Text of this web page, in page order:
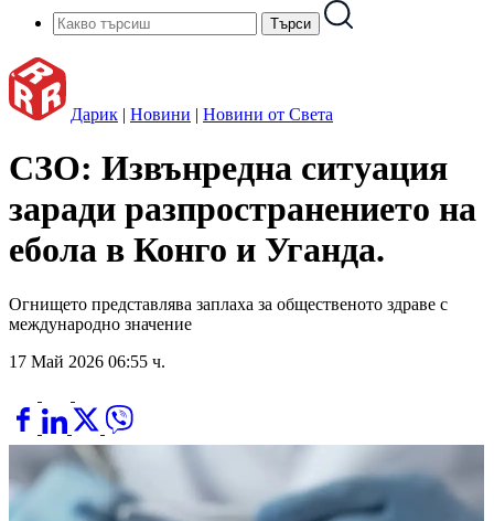
Дарик | Новини | Новини от Света
СЗО: Извънредна ситуация
заради разпространението на
ебола в Конго и Уганда.
Огнището представлява заплаха за общественото здраве с
международно значение
17 Май 2026 06:55 ч.